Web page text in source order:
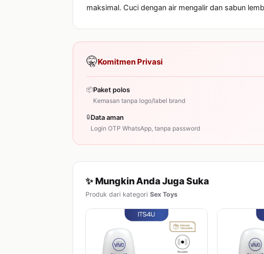
maksimal. Cuci dengan air mengalir dan sabun
🤫Komitmen Privasi
📦Paket polos
Kemasan tanpa logo/label brand
🔒Data aman
Login OTP WhatsApp, tanpa password
✨ Mungkin Anda Juga Suka
Produk dari kategori Sex Toys